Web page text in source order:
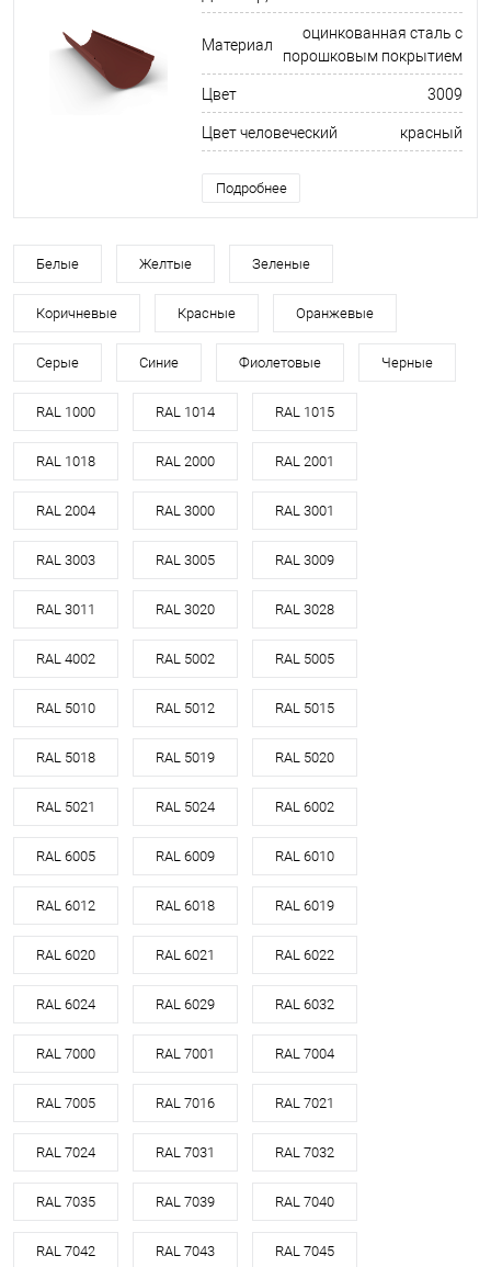
Материал
оцинкованная сталь с
порошковым покрытием
Цвет 3009
Цвет человеческий красный
Подробнее
Белые Желтые Зеленые
Коричневые Красные Оранжевые
Серые Синие Фиолетовые Черные
RAL 1000 RAL 1014 RAL 1015
RAL 1018 RAL 2000 RAL 2001
RAL 2004 RAL 3000 RAL 3001
RAL 3003 RAL 3005 RAL 3009
RAL 3011 RAL 3020 RAL 3028
RAL 4002 RAL 5002 RAL 5005
RAL 5010 RAL 5012 RAL 5015
RAL 5018 RAL 5019 RAL 5020
RAL 5021 RAL 5024 RAL 6002
RAL 6005 RAL 6009 RAL 6010
RAL 6012 RAL 6018 RAL 6019
RAL 6020 RAL 6021 RAL 6022
RAL 6024 RAL 6029 RAL 6032
RAL 7000 RAL 7001 RAL 7004
RAL 7005 RAL 7016 RAL 7021
RAL 7024 RAL 7031 RAL 7032
RAL 7035 RAL 7039 RAL 7040
RAL 7042 RAL 7043 RAL 7045